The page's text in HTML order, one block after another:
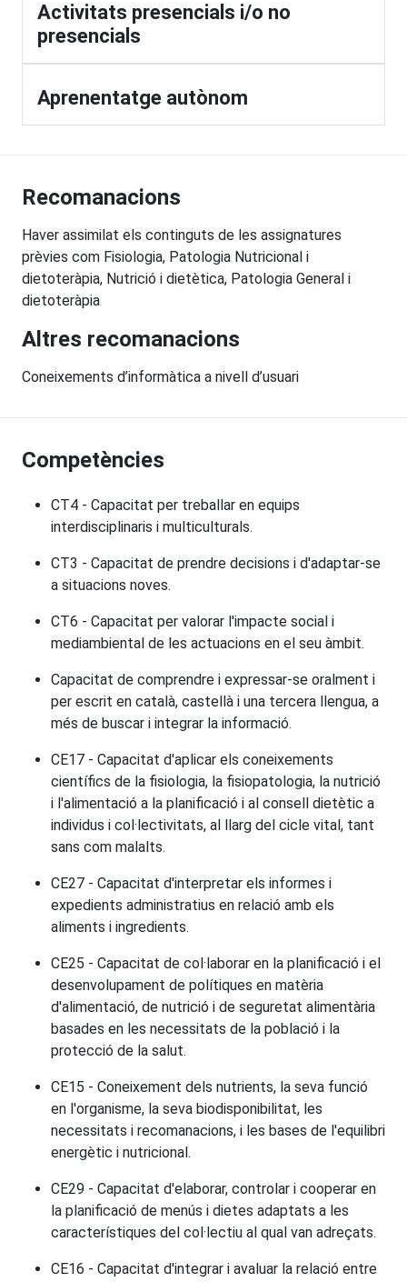
Activitats presencials i/o no
presencials
Aprenentatge autònom
Recomanacions
Haver assimilat els continguts de les assignatures
prèvies com Fisiologia, Patologia Nutricional i
dietoteràpia, Nutrició i dietètica, Patologia General i
dietoteràpia
Altres recomanacions
Coneixements d’informàtica a nivell d’usuari
Competències
CT4 - Capacitat per treballar en equips
interdisciplinaris i multiculturals.
CT3 - Capacitat de prendre decisions i d'adaptar-se
a situacions noves.
CT6 - Capacitat per valorar l'impacte social i
mediambiental de les actuacions en el seu àmbit.
Capacitat de comprendre i expressar-se oralment i
per escrit en català, castellà i una tercera llengua, a
més de buscar i integrar la informació.
CE17 - Capacitat d'aplicar els coneixements
científics de la fisiologia, la fisiopatologia, la nutrició
i l'alimentació a la planificació i al consell dietètic a
individus i col·lectivitats, al llarg del cicle vital, tant
sans com malalts.
CE27 - Capacitat d'interpretar els informes i
expedients administratius en relació amb els
aliments i ingredients.
CE25 - Capacitat de col·laborar en la planificació i el
desenvolupament de polítiques en matèria
d'alimentació, de nutrició i de seguretat alimentària
basades en les necessitats de la població i la
protecció de la salut.
CE15 - Coneixement dels nutrients, la seva funció
en l'organisme, la seva biodisponibilitat, les
necessitats i recomanacions, i les bases de l'equilibri
energètic i nutricional.
CE29 - Capacitat d'elaborar, controlar i cooperar en
la planificació de menús i dietes adaptats a les
característiques del col·lectiu al qual van adreçats.
CE16 - Capacitat d'integrar i avaluar la relació entre